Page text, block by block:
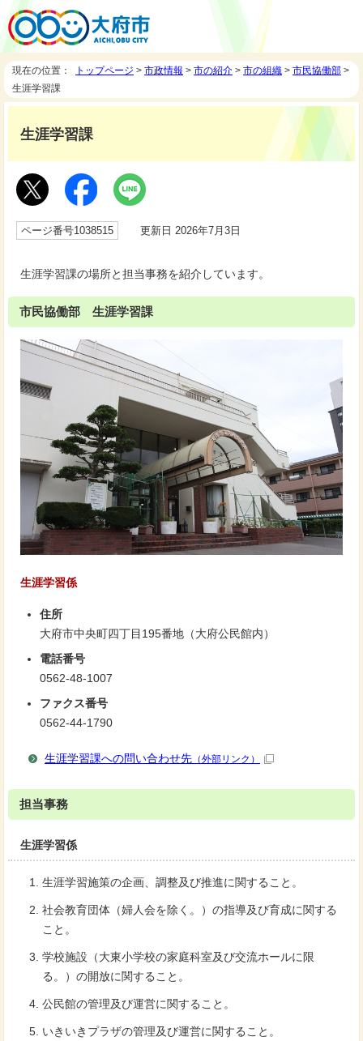
現在の位置： トップページ > 市政情報 > 市の紹介 > 市の組織 > 市民協働部 >
生涯学習課
生涯学習課
ページ番号1038515 更新日 2026年7月3日
生涯学習課の場所と担当事務を紹介しています。
市民協働部 生涯学習課
生涯学習係
住所
大府市中央町四丁目195番地（大府公民館内）
電話番号
0562-48-1007
ファクス番号
0562-44-1790
生涯学習課への問い合わせ先 （外部リンク）
担当事務
生涯学習係
生涯学習施策の企画、調整及び推進に関すること。
社会教育団体（婦人会を除く。）の指導及び育成に関する
こと。
学校施設（大東小学校の家庭科室及び交流ホールに限
る。）の開放に関すること。
公民館の管理及び運営に関すること。
いきいきプラザの管理及び運営に関すること。